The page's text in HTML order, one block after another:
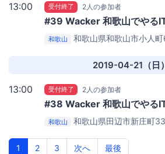
13:00 受付終了 2人の参加者
#39 Wacker 和歌山でやる
和歌山 和歌山県和歌山市小人
2019-04-21（日）
13:00 受付終了 2人の参加者
#38 Wacker 和歌山でやる
和歌山 和歌山県田辺市新庄町
1
2 3 次へ 最後